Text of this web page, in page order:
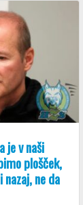
je v naši
plošček,
ne da